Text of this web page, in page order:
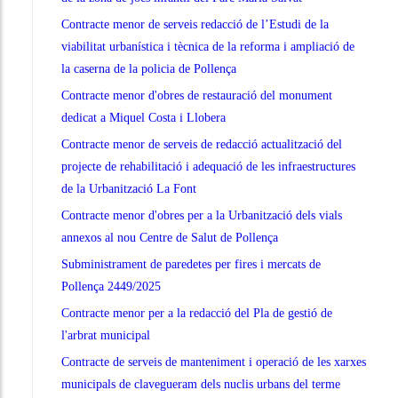
Contracte menor de serveis redacció de l’Estudi de la
viabilitat urbanística i tècnica de la reforma i ampliació de
la caserna de la policia de Pollença
Contracte menor d'obres de restauració del monument
dedicat a Miquel Costa i Llobera
Contracte menor de serveis de redacció actualització del
projecte de rehabilitació i adequació de les infraestructures
de la Urbanització La Font
Contracte menor d'obres per a la Urbanització dels vials
annexos al nou Centre de Salut de Pollença
Subministrament de paredetes per fires i mercats de
Pollença 2449/2025
Contracte menor per a la redacció del Pla de gestió de
l'arbrat municipal
Contracte de serveis de manteniment i operació de les xarxes
municipals de clavegueram dels nuclis urbans del terme